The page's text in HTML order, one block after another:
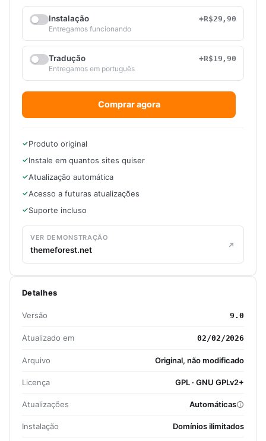
Instalação
+R$29,90
Entregamos funcionando
Tradução
+R$19,90
Entregamos em português
Comprar agora
Produto original
Instale em quantos sites quiser
Atualização automática
Acesso a futuras atualizações
Suporte incluso
VER DEMONSTRAÇÃO
themeforest.net
Detalhes
Versão 9.0
Atualizado em 02/02/2026
Arquivo Original, não modificado
Licença GPL · GNU GPLv2+
Atualizações Automáticas
Instalação Domínios ilimitados